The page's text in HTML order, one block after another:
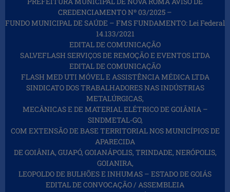
CREDENCIAMENTO Nº 03/2025 –
FUNDO MUNICIPAL DE SAÚDE – FMS FUNDAMENTO: Lei Federal
14.133/2021
EDITAL DE COMUNICAÇÃO
SALVEFLASH SERVIÇOS DE REMOÇÃO E EVENTOS LTDA
EDITAL DE COMUNICAÇÃO
FLASH MED UTI MÓVEL E ASSISTÊNCIA MÉDICA LTDA
SINDICATO DOS TRABALHADORES NAS INDÚSTRIAS
METALÚRGICAS,
MECÂNICAS E DE MATERIAL ELÉTRICO DE GOIÂNIA –
SINDMETAL-GO,
COM EXTENSÃO DE BASE TERRITORIAL NOS MUNICÍPIOS DE
APARECIDA
DE GOIÂNIA, GUAPÓ, GOIANÁPOLIS, TRINDADE, NERÓPOLIS,
GOIANIRA,
LEOPOLDO DE BULHÕES E INHUMAS – ESTADO DE GOIÁS
EDITAL DE CONVOCAÇÃO / ASSEMBLEIA